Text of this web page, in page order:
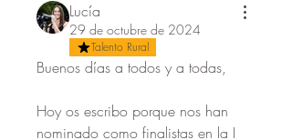
Lucía
29 de octubre de 2024
Talento Rural
Buenos días a todos y a todas,
Hoy os escribo porque nos han
nominado como finalistas en la I